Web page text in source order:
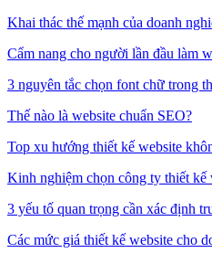
Khai thác thế mạnh của doanh
Cẩm nang cho người lần đầu làm
3 nguyên tắc chọn font chữ trong
Thế nào là website chuẩn SEO?
Top xu hướng thiết kế website
Kinh nghiệm chọn công ty thiết kế
3 yếu tố quan trọng cần xác định
Các mức giá thiết kế website cho